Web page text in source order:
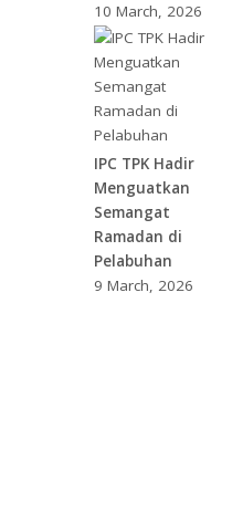
10 March, 2026
IPC TPK Hadir
Menguatkan
Semangat
Ramadan di
Pelabuhan
9 March, 2026